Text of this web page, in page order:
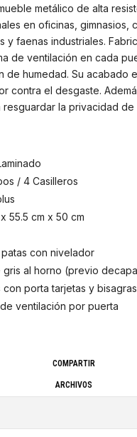
metálico de alta
en oficinas, gimnasios,
y faenas industriales.
de ventilación en cada
humedad. Su acabado
contra el desgaste.
la privacidad de
/ 4 Casilleros
55.5 cm x 50 cm
con nivelador
gris al horno (previo
con porta tarjetas y
ventilación por puerta
COMPARTIR
ARCHIVOS